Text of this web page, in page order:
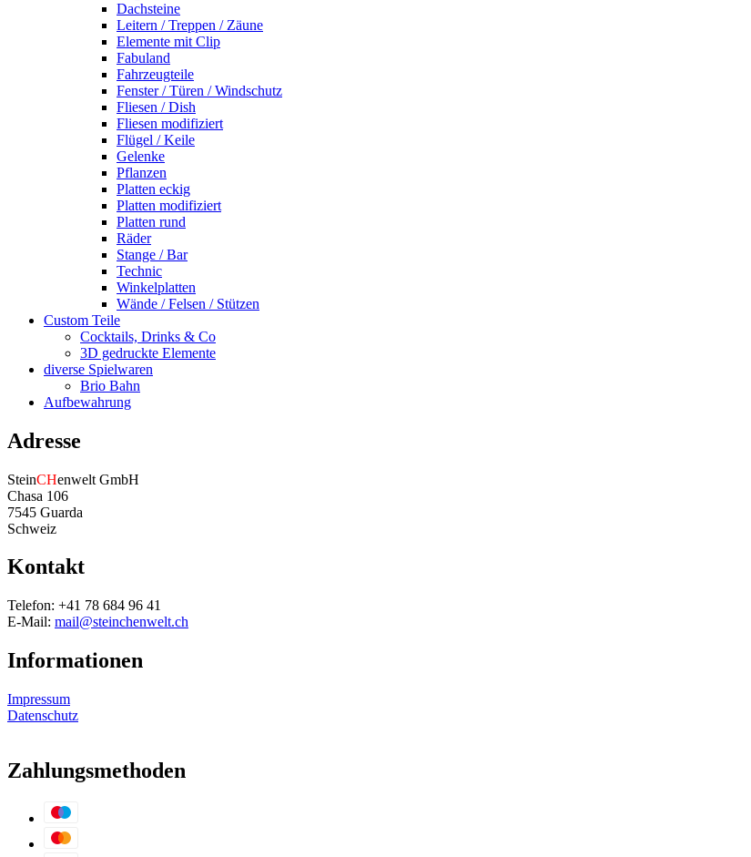
Dachsteine
Leitern / Treppen / Zäune
Elemente mit Clip
Fabuland
Fahrzeugteile
Fenster / Türen / Windschutz
Fliesen / Dish
Fliesen modifiziert
Flügel / Keile
Gelenke
Pflanzen
Platten eckig
Platten modifiziert
Platten rund
Räder
Stange / Bar
Technic
Winkelplatten
Wände / Felsen / Stützen
Custom Teile
Cocktails, Drinks & Co
3D gedruckte Elemente
diverse Spielwaren
Brio Bahn
Aufbewahrung
Adresse
SteinCHenwelt GmbH
Chasa 106
7545 Guarda
Schweiz
Kontakt
Telefon: +41 78 684 96 41
E-Mail: mail@steinchenwelt.ch
Informationen
Impressum
Datenschutz
Zahlungsmethoden